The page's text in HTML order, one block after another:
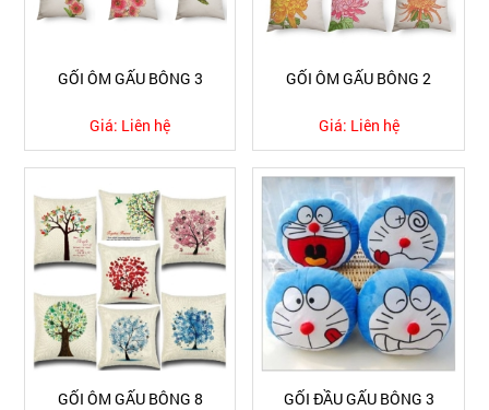
GỐI ÔM GẤU BÔNG 3
Giá: Liên hệ
GỐI ÔM GẤU BÔNG 2
Giá: Liên hệ
GỐI ÔM GẤU BÔNG 8 GỐI ĐẦU GẤU BÔNG 3